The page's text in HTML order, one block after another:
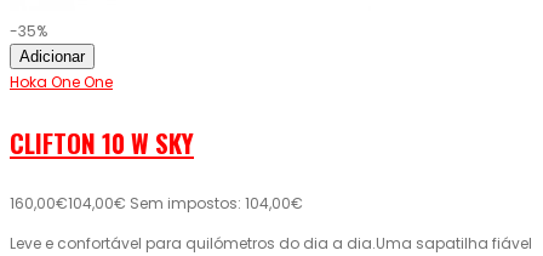
-35%
Adicionar
Hoka One One
CLIFTON 10 W SKY
160,00€104,00€ Sem impostos: 104,00€
Leve e confortável para quilómetros do dia a dia.Uma sapatilha fiável